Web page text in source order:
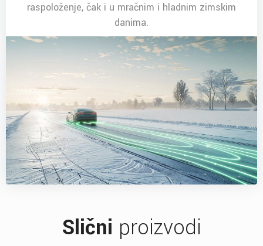
raspoloženje, čak i u mračnim i hladnim zimskim
danima.
Slični proizvodi